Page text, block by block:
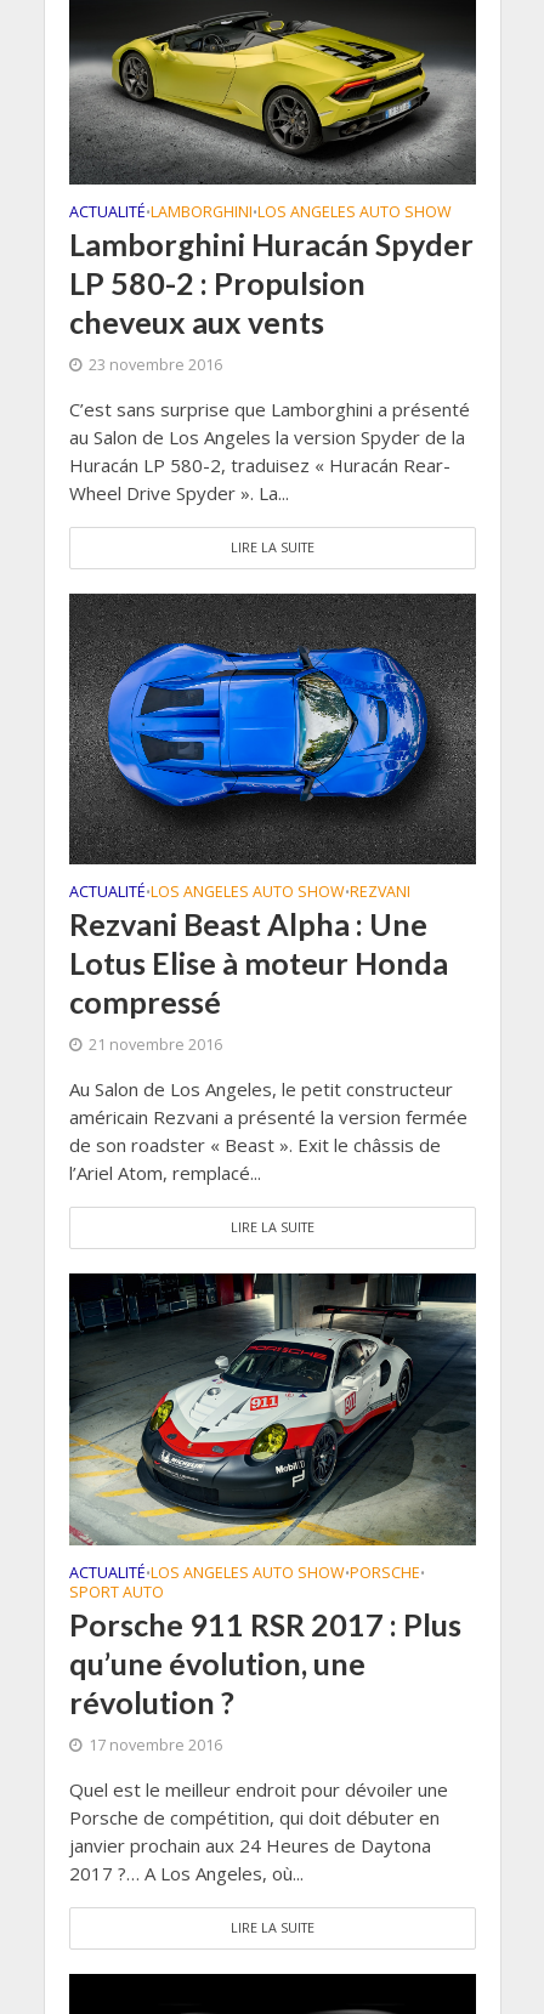
ACTUALITÉ•LAMBORGHINI•LOS ANGELES AUTO SHOW
Lamborghini Huracán Spyder
LP 580-2 : Propulsion
cheveux aux vents
23 novembre 2016
C’est sans surprise que Lamborghini a présenté
au Salon de Los Angeles la version Spyder de la
Huracán LP 580-2, traduisez « Huracán Rear-
Wheel Drive Spyder ». La...
LIRE LA SUITE
ACTUALITÉ•LOS ANGELES AUTO SHOW•REZVANI
Rezvani Beast Alpha : Une
Lotus Elise à moteur Honda
compressé
21 novembre 2016
Au Salon de Los Angeles, le petit constructeur
américain Rezvani a présenté la version fermée
de son roadster « Beast ». Exit le châssis de
l’Ariel Atom, remplacé...
LIRE LA SUITE
ACTUALITÉ•LOS ANGELES AUTO SHOW•PORSCHE•
SPORT AUTO
Porsche 911 RSR 2017 : Plus
qu’une évolution, une
révolution ?
17 novembre 2016
Quel est le meilleur endroit pour dévoiler une
Porsche de compétition, qui doit débuter en
janvier prochain aux 24 Heures de Daytona
2017 ?… A Los Angeles, où...
LIRE LA SUITE